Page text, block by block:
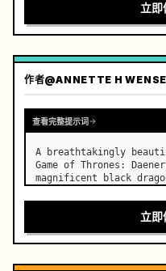
立即
作者@ANNETTE H
查看完整提示词
A breathtakingly
Game of Thrones:
magnificent black
golden hour. …
立即